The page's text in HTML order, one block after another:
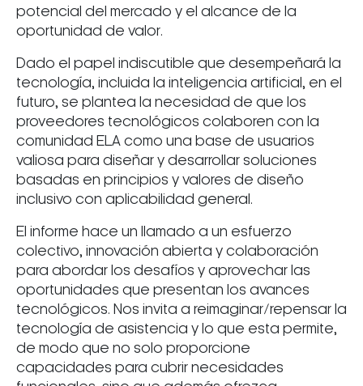
potencial del mercado y el alcance de la
oportunidad de valor.
Dado el papel indiscutible que desempeñará la
tecnología, incluida la inteligencia artificial, en el
futuro, se plantea la necesidad de que los
proveedores tecnológicos colaboren con la
comunidad ELA como una base de usuarios
valiosa para diseñar y desarrollar soluciones
basadas en principios y valores de diseño
inclusivo con aplicabilidad general.
El informe hace un llamado a un esfuerzo
colectivo, innovación abierta y colaboración
para abordar los desafíos y aprovechar las
oportunidades que presentan los avances
tecnológicos. Nos invita a reimaginar/repensar la
tecnología de asistencia y lo que esta permite,
de modo que no solo proporcione
capacidades para cubrir necesidades